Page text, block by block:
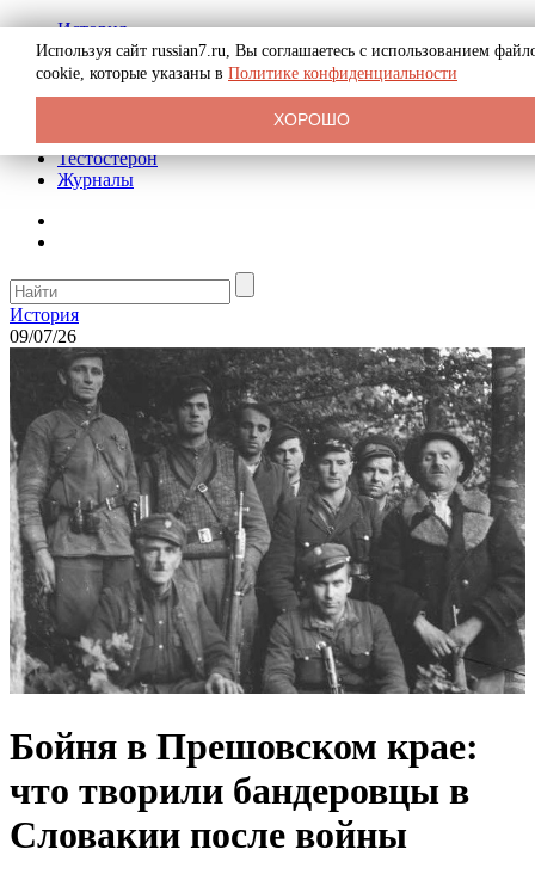
История
Биография
Криминал
Реклама на сайте
Тестостерон
Журналы
История
09/07/26
Бойня в Прешовском крае:
что творили бандеровцы в
Словакии после войны
Используя сайт russian7.ru, Вы соглашаетесь с использованием
cookie, которые указаны в Политике конфиденциальности
ХОРОШО